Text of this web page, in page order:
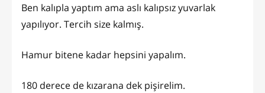
Ben kalıpla yaptım ama aslı kalıpsız yuvarlak
yapılıyor. Tercih size kalmış.
Hamur bitene kadar hepsini yapalım.
180 derece de kızarana dek pişirelim.